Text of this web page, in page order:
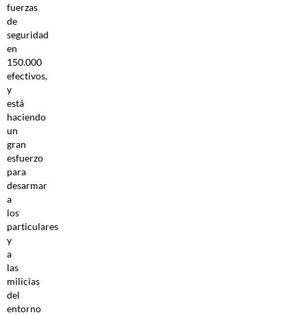
fuerzas
de
seguridad
en
150.000
efectivos,
y
está
haciendo
un
gran
esfuerzo
para
desarmar
a
los
particulares
y
a
las
milicias
del
entorno